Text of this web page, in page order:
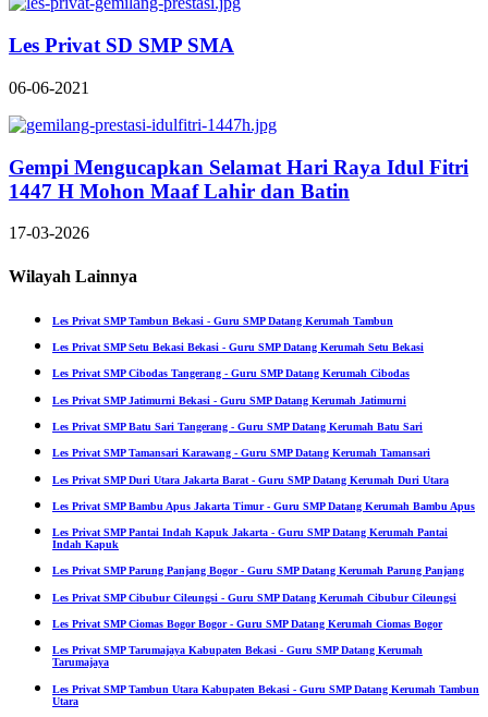
Les Privat SD SMP SMA
06-06-2021
Gempi Mengucapkan Selamat Hari Raya Idul Fitri
1447 H Mohon Maaf Lahir dan Batin
17-03-2026
Wilayah Lainnya
Les Privat SMP Tambun Bekasi - Guru SMP Datang Kerumah Tambun
Les Privat SMP Setu Bekasi Bekasi - Guru SMP Datang Kerumah Setu Bekasi
Les Privat SMP Cibodas Tangerang - Guru SMP Datang Kerumah Cibodas
Les Privat SMP Jatimurni Bekasi - Guru SMP Datang Kerumah Jatimurni
Les Privat SMP Batu Sari Tangerang - Guru SMP Datang Kerumah Batu Sari
Les Privat SMP Tamansari Karawang - Guru SMP Datang Kerumah Tamansari
Les Privat SMP Duri Utara Jakarta Barat - Guru SMP Datang Kerumah Duri Utara
Les Privat SMP Bambu Apus Jakarta Timur - Guru SMP Datang Kerumah Bambu Apus
Les Privat SMP Pantai Indah Kapuk Jakarta - Guru SMP Datang Kerumah Pantai
Indah Kapuk
Les Privat SMP Parung Panjang Bogor - Guru SMP Datang Kerumah Parung Panjang
Les Privat SMP Cibubur Cileungsi - Guru SMP Datang Kerumah Cibubur Cileungsi
Les Privat SMP Ciomas Bogor Bogor - Guru SMP Datang Kerumah Ciomas Bogor
Les Privat SMP Tarumajaya Kabupaten Bekasi - Guru SMP Datang Kerumah
Tarumajaya
Les Privat SMP Tambun Utara Kabupaten Bekasi - Guru SMP Datang Kerumah Tambun
Utara